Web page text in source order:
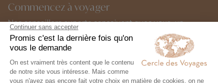
Commencez à voyager
Nos conseillers experts conçoivent avec vous, un
voyage d'exception 100% personnalisé.